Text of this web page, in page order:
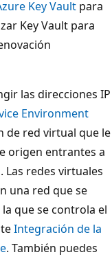
Key Vault para
Key Vault para
las direcciones IP
Environment
de red virtual que le
origen entrantes a
redes virtuales
una red que se
que se controla el
Integración de la
. También puedes